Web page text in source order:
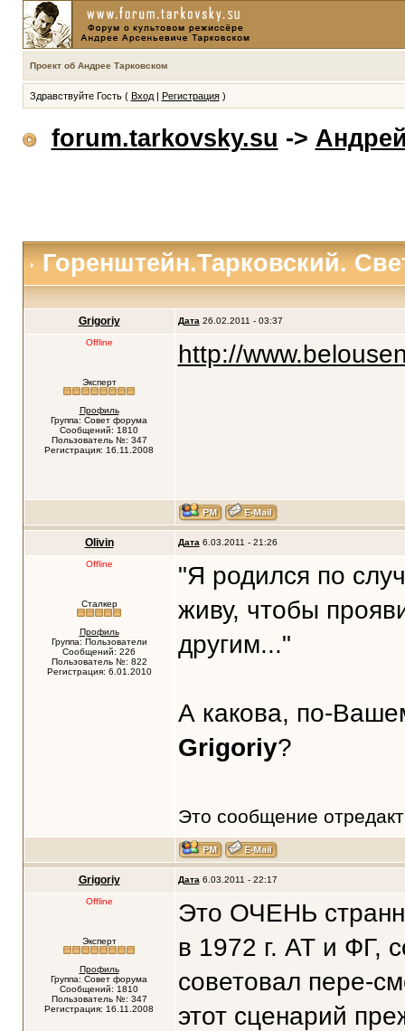
Проект об Андрее Тарковском
Здравствуйте Гость ( Вход| Регистрация)
forum.tarkovsky.su ->
Горенштейн.Тарковский.
Grigoriy Дата 26.02.2011 - 03:37
Offline
Эксперт
Профиль
Группа: Совет форума
Сообщений: 1810
Пользователь №: 347
Регистрация: 16.11.2008
http://
Olivin Дата 6.03.2011 - 21:26
Offline
Сталкер
Профиль
Группа: Пользователи
Сообщений: 226
Пользователь №: 822
Регистрация: 6.01.2010
"Я родился по
живу, чтобы
другим..."
А какова, по-
Grigoriy?
Это сообщение
Grigoriy Дата 6.03.2011 - 22:17
Offline
Эксперт
Профиль
Группа: Совет форума
Сообщений: 1810
Пользователь №: 347
Регистрация: 16.11.2008
Это ОЧЕНЬ
в 1972 г. АТ и ФГ,
советовал пере-
этот сценарий